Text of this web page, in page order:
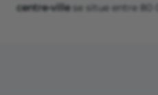
centre-villese situe entre 80